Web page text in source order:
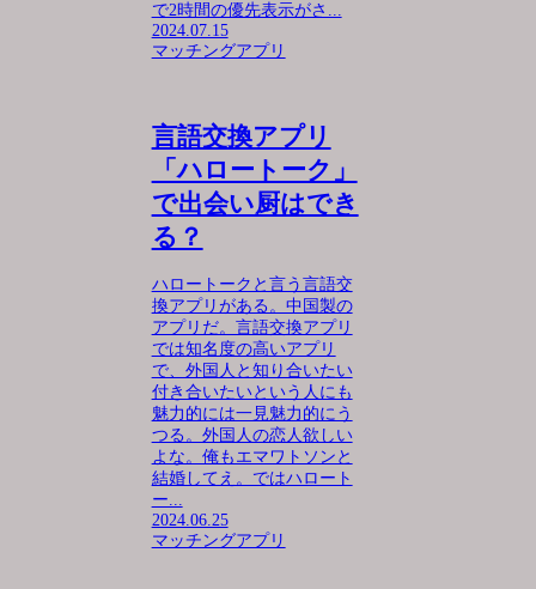
で2時間の優先表示がさ...
2024.07.15
マッチングアプリ
言語交換アプリ
「ハロートーク」
で出会い厨はでき
る？
ハロートークと言う言語交
換アプリがある。中国製の
アプリだ。言語交換アプリ
では知名度の高いアプリ
で、外国人と知り合いたい
付き合いたいという人にも
魅力的には一見魅力的にう
つる。外国人の恋人欲しい
よな。俺もエマワトソンと
結婚してえ。ではハロート
ー...
2024.06.25
マッチングアプリ